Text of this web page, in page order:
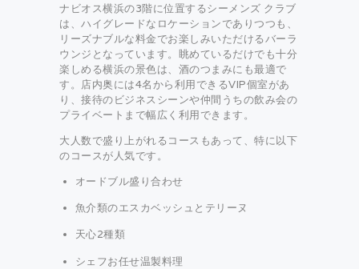
ナビオス横浜の3階に位置するシーメンズ クラブ
は、ハイグレードなロケーションでありつつも、
リーズナブルな料金でお楽しみいただけるバーラ
ウンジとなっています。眺めているだけでも十分
楽しめる横浜の景色は、酒のつまみにも最適で
す。店内奥には4名から利用できるVIP個室があ
り、接待のビジネスシーンや仲間うちの飲み会の
プライベートまで幅広く利用できます。
大人数で盛り上がれるコースもあって、特に以下
のコースが人気です。
オードブル盛り合わせ
魚介類のエスカベッシュとテリーヌ
天心2種類
シェフお任せ温製料理